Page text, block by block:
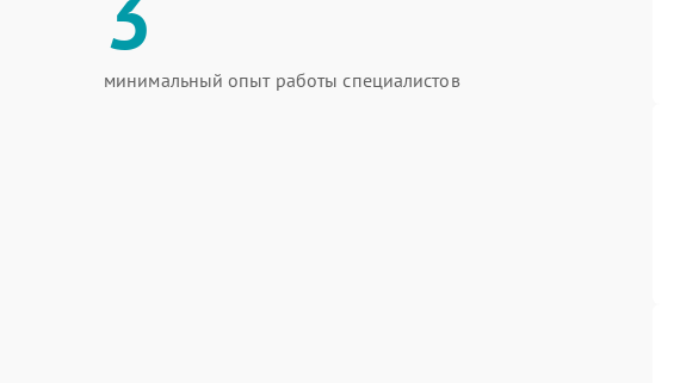
минимальный опыт работы специалистов